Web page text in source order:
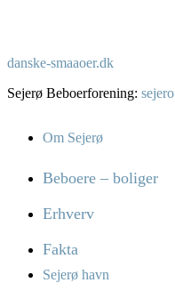
danske-smaaoer.dk
Sejerø Beboerforening:
Om Sejerø
Beboere – boliger
Erhverv
Fakta
Sejerø havn